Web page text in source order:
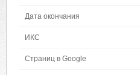
Дата окончания
ИКС
Страниц в Google